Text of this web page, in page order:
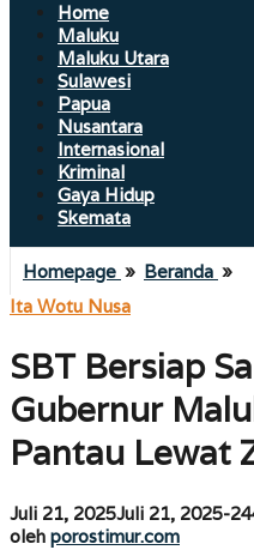
Home
Maluku
Maluku Utara
Sulawesi
Papua
Nusantara
Internasional
Kriminal
Gaya Hidup
Skemata
Homepage » Beranda »
Ita Wotu Nusa
SBT Bersiap
Gubernur
Pantau Lewat
Juli 21, 2025Juli 21, 2025-
oleh porostimur.com